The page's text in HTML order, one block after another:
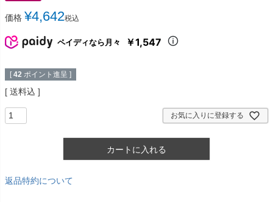
価格 ¥4,642税込
ペイディなら月々 ￥1,547
[ 42 ポイント進呈 ]
送料込
お気に入りに登録する
カートに入れる
返品特約について